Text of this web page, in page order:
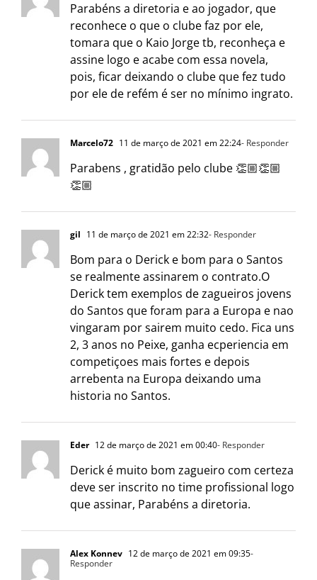
Parabéns a diretoria e ao jogador, que
reconhece o que o clube faz por ele,
tomara que o Kaio Jorge tb, reconheça e
assine logo e acabe com essa novela,
pois, ficar deixando o clube que fez tudo
por ele de refém é ser no mínimo ingrato.
Marcelo72 11 de março de 2021 em 22:24- Responder
Parabens , gratidão pelo clube 👏🏼👏🏼
👏🏼
gil 11 de março de 2021 em 22:32- Responder
Bom para o Derick e bom para o Santos
se realmente assinarem o contrato.O
Derick tem exemplos de zagueiros jovens
do Santos que foram para a Europa e nao
vingaram por sairem muito cedo. Fica uns
2, 3 anos no Peixe, ganha ecperiencia em
competiçoes mais fortes e depois
arrebenta na Europa deixando uma
historia no Santos.
Eder 12 de março de 2021 em 00:40- Responder
Derick é muito bom zagueiro com certeza
deve ser inscrito no time profissional logo
que assinar, Parabéns a diretoria.
Alex Konnev 12 de março de 2021 em 09:35-
Responder